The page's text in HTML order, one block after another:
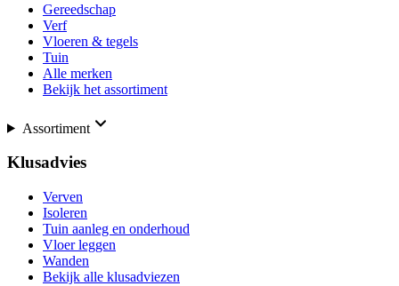
Gereedschap
Verf
Vloeren & tegels
Tuin
Alle merken
Bekijk het assortiment
Assortiment
Klusadvies
Verven
Isoleren
Tuin aanleg en onderhoud
Vloer leggen
Wanden
Bekijk alle klusadviezen